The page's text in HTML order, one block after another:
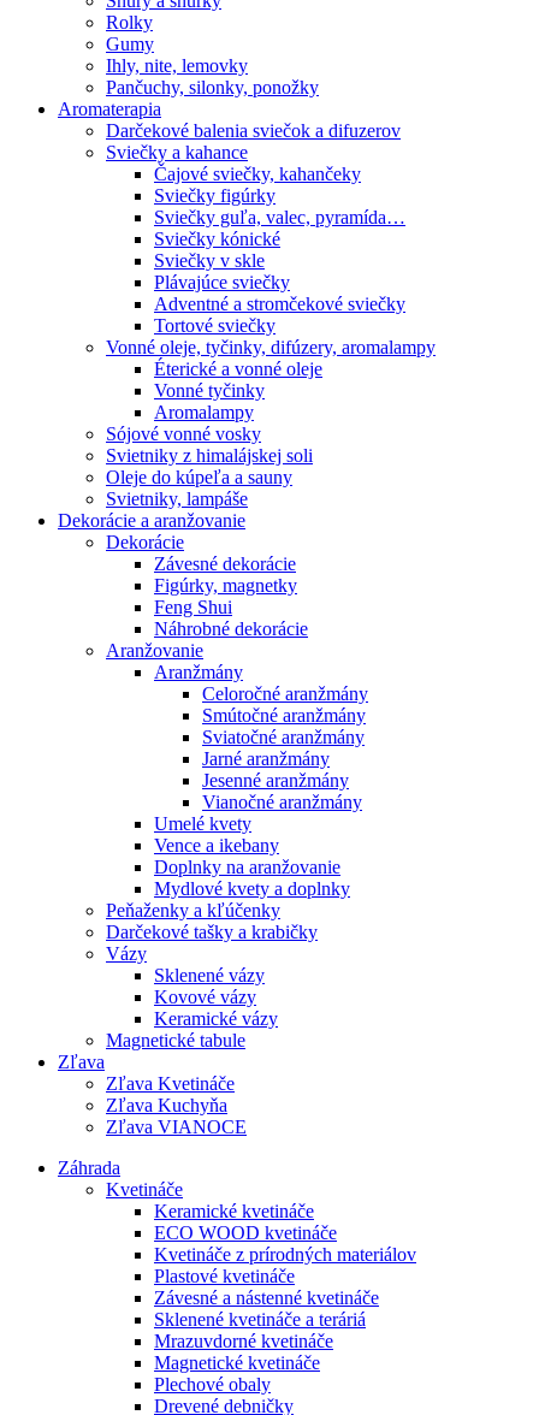
Rolky
Gumy
Ihly, nite, lemovky
Pančuchy, silonky, ponožky
Aromaterapia
Darčekové balenia sviečok a difuzerov
Sviečky a kahance
Čajové sviečky, kahančeky
Sviečky figúrky
Sviečky guľa, valec, pyramída…
Sviečky kónické
Sviečky v skle
Plávajúce sviečky
Adventné a stromčekové sviečky
Tortové sviečky
Vonné oleje, tyčinky, difúzery, aromalampy
Éterické a vonné oleje
Vonné tyčinky
Aromalampy
Sójové vonné vosky
Svietniky z himalájskej soli
Oleje do kúpeľa a sauny
Svietniky, lampáše
Dekorácie a aranžovanie
Dekorácie
Závesné dekorácie
Figúrky, magnetky
Feng Shui
Náhrobné dekorácie
Aranžovanie
Aranžmány
Celoročné aranžmány
Smútočné aranžmány
Sviatočné aranžmány
Jarné aranžmány
Jesenné aranžmány
Vianočné aranžmány
Umelé kvety
Vence a ikebany
Doplnky na aranžovanie
Mydlové kvety a doplnky
Peňaženky a kľúčenky
Darčekové tašky a krabičky
Vázy
Sklenené vázy
Kovové vázy
Keramické vázy
Magnetické tabule
Zľava
Zľava Kvetináče
Zľava Kuchyňa
Zľava VIANOCE
Záhrada
Kvetináče
Keramické kvetináče
ECO WOOD kvetináče
Kvetináče z prírodných materiálov
Plastové kvetináče
Závesné a nástenné kvetináče
Sklenené kvetináče a teráriá
Mrazuvdorné kvetináče
Magnetické kvetináče
Plechové obaly
Drevené debničky